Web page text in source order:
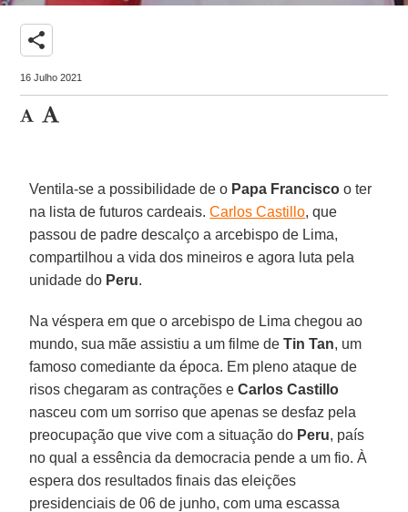
share
16 Julho 2021
Ventila-se a possibilidade de o Papa Francisco o ter
na lista de futuros cardeais.Carlos Castillo, que
passou de padre descalço a arcebispo de Lima,
compartilhou a vida dos mineiros e agora luta pela
unidade do Peru.
Na véspera em que o arcebispo de Lima chegou ao
mundo, sua mãe assistiu a um filme de Tin Tan, um
famoso comediante da época. Em pleno ataque de
risos chegaram as contrações eCarlos Castillo
nasceu com um sorriso que apenas se desfaz pela
preocupação que vive com a situação do Peru, país
no qual a essência da democracia pende a um fio. À
espera dos resultados finais das eleições
presidenciais de 06 de junho, com uma escassa